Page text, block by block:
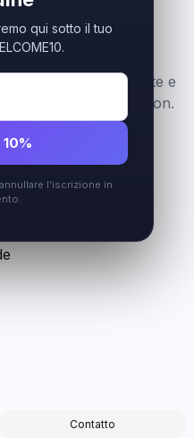
qui sotto il tuo
l’iscrizione in
in acrilico, stratificate e
wellness e reception.
Contatto